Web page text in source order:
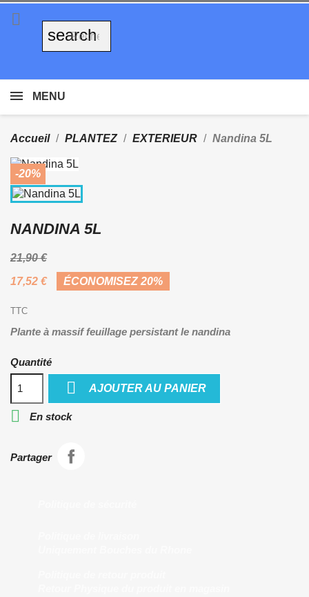

search
MENU
Accueil PLANTEZ EXTERIEUR Nandina 5L
-20%
NANDINA 5L
21,90 €
17,52 €
ÉCONOMISEZ 20%
TTC
Plante à massif feuillage persistant le nandina
Quantité
 AJOUTER AU PANIER
 En stock
Partager